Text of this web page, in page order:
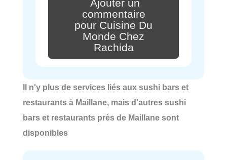
Ajouter un
commentaire
pour Cuisine Du
Monde Chez
Rachida
Il n'y plus de services liés aux sushi bars et
restaurants à Maillane, mais d'autres sushi
bars et restaurants près de Maillane sont
disponibles